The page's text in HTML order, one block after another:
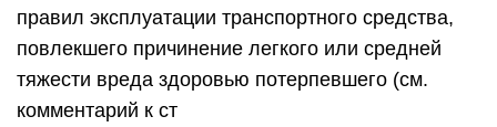
правил эксплуатации транспортного средства,
повлекшего причинение легкого или средней
тяжести вреда здоровью потерпевшего (см.
комментарий к ст